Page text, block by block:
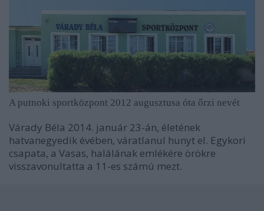
A putnoki sportközpont 2012 augusztusa óta őrzi nevét
Várady Béla 2014. január 23-án, életének
hatvanegyedik évében, váratlanul hunyt el. Egykori
csapata, a Vasas, halálának emlékére örökre
visszavonultatta a 11-es számú mezt.